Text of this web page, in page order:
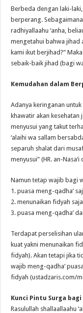
Berbeda dengan laki-
berperang. Sebagaimana
radhiyallaahu ‘anha,
mengetahui bahwa jihad
kami ikut berjihad?”
sebaik-baik jihad (bagi
Kemudahan dalam
Adanya keringanan
khawatir akan
menyusui yang takut
‘alaihi wa sallam
separuh shalat dari
menyusui” (HR. an-
Namun tetap wajib bagi
1. puasa meng-qadha’
2. menunaikan fidyah saja
3. puasa meng-qadha’
Terdapat perselisihan
kuat yakni menunaikan
fidyah). Akan tetapi jika
wajib meng-qadha’
fidyah (ustadzaris.com/
Kunci Pintu Surga
Rasulullah shallaallaahu